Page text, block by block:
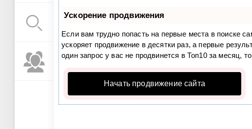
Ускорение продвижения
Если вам трудно попасть на первые места в поиске
ускоряет продвижение в десятки раз, а первые
один запрос у вас не продвинется в Топ10 за месяц,
Начать продвижение сайта